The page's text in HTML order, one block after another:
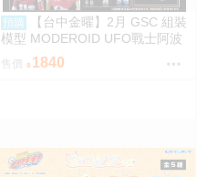
預購
【台中金曜】2月 GSC 組裝
模型 MODEROID UFO戰士阿波
羅 大阿波羅 0904
售價 1840